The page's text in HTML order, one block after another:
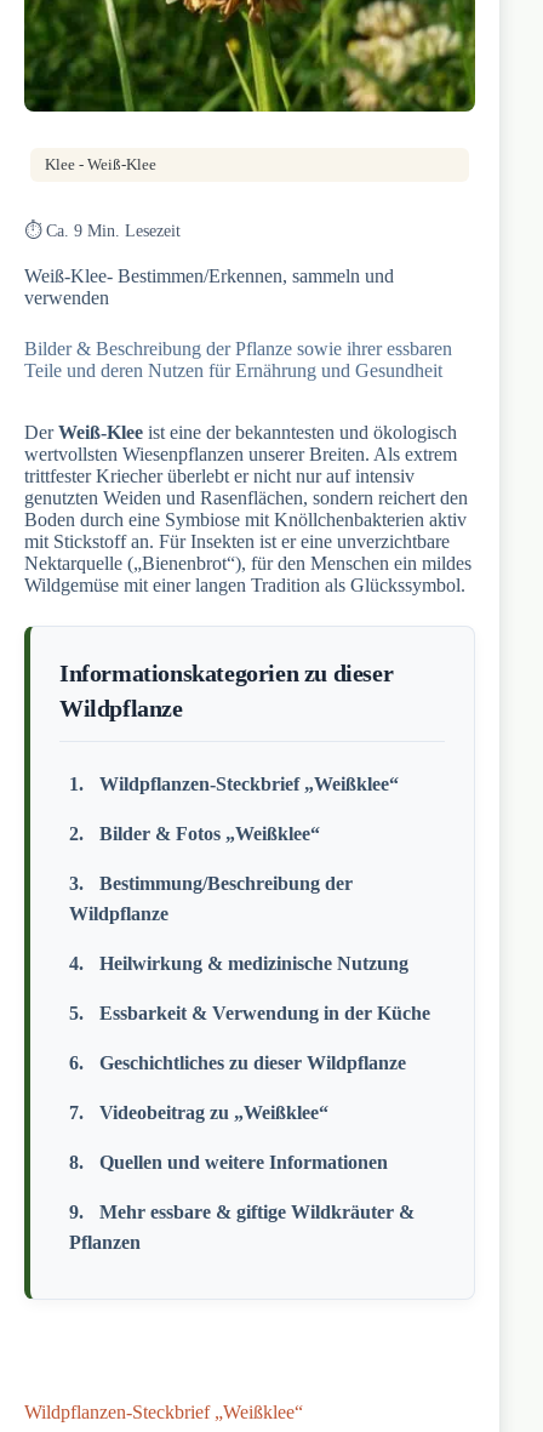
Klee - Weiß-Klee
⏱️ Ca. 9 Min. Lesezeit
Weiß-Klee- Bestimmen/Erkennen, sammeln und
verwenden
Bilder & Beschreibung der Pflanze sowie ihrer essbaren
Teile und deren Nutzen für Ernährung und Gesundheit
DerWeiß-Klee ist eine der bekanntesten und ökologisch
wertvollsten Wiesenpflanzen unserer Breiten. Als extrem
trittfester Kriecher überlebt er nicht nur auf intensiv
genutzten Weiden und Rasenflächen, sondern reichert den
Boden durch eine Symbiose mit Knöllchenbakterien aktiv
mit Stickstoff an. Für Insekten ist er eine unverzichtbare
Nektarquelle („Bienenbrot“), für den Menschen ein mildes
Wildgemüse mit einer langen Tradition als Glückssymbol.
Informationskategorien zu dieser
Wildpflanze
Wildpflanzen-Steckbrief „Weißklee“
Bilder & Fotos „Weißklee“
Bestimmung/Beschreibung der
Wildpflanze
Heilwirkung & medizinische Nutzung
Essbarkeit & Verwendung in der Küche
Geschichtliches zu dieser Wildpflanze
Videobeitrag zu „Weißklee“
Quellen und weitere Informationen
Mehr essbare & giftige Wildkräuter &
Pflanzen
Wildpflanzen-Steckbrief „Weißklee“